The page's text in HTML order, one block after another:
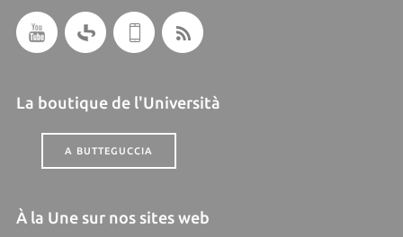
La boutique de l'Università
A BUTTEGUCCIA
À la Une sur nos sites web